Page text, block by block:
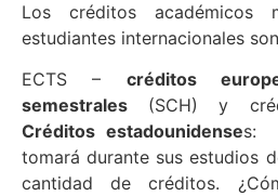
Los créditos académicos
estudiantes internacionales
ECTS – créditos
semestrales (SCH) y
Créditos estadounidenses:
tomará durante sus estudios
cantidad de créditos.